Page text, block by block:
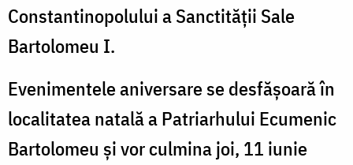
Constantinopolului a Sanctității Sale
Bartolomeu I.
Evenimentele aniversare se desfășoară în
localitatea natală a Patriarhului Ecumenic
Bartolomeu și vor culmina joi, 11 iunie